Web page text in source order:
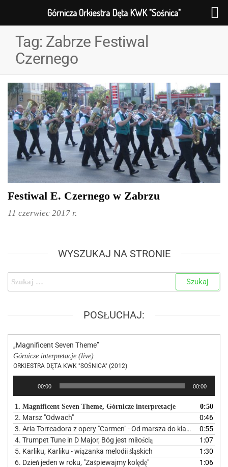
Tag: Zabrze Festiwal
Czernego
Festiwal E. Czernego w Zabrzu
11 czerwiec 2017 r.
WYSZUKAJ NA STRONIE
POSŁUCHAJ:
„Magnificent Seven Theme”
Górnicze interpretacje (live)
ORKIESTRA DĘTA KWK "SOŚNICA" (2012)
00:00 00:00
1. Magnificent Seven Theme, Górnicze interpretacje 0:50
2. Marsz "Odwach"
0:46
3. Aria Torreadora z opery "Carmen" - Od marsza do klasyki
0:55
4. Trumpet Tune in D Major, Bóg jest miłością
1:07
5. Karliku, Karliku - wiązanka melodii śląskich
1:30
6. Dzień jeden w roku, "Zaśpiewajmy kolędę"
1:06
Górnicza Orkiestra Dęta KWK "Sośnica"